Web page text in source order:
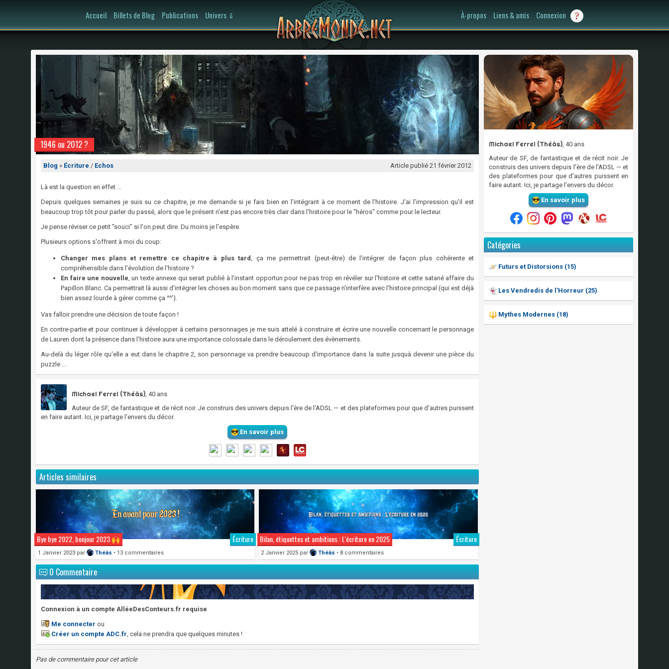
Accueil Billets de Blog Publications Univers ⇓ À-propos Liens & amis Connexion
Michael Ferrel (Théâs), 40 ans
Auteur de SF, de fantastique et de récit noir. Je
construis des univers depuis l'ère de l'ADSL — et
des plateformes pour que d'autres puissent en
faire autant. Ici, je partage l'envers du décor.
En savoir plus
Catégories
Futurs et Distorsions (15)
Les Vendredis de l'Horreur (25)
Mythes Modernes (18)
1946 ou 2012 ?
Blog » Écriture / Echos Article publié 21 février 2012
Là est la question en effet ...
Depuis quelques semaines je suis su ce chapitre, je me demande si je fais bien en l'intégrant à ce moment de l'histoire. J'ai l'impression qu'il est
beaucoup trop tôt pour parler du passé, alors que le présent n'est pas encore très clair dans l'histoire pour le "héros" comme pour le lecteur.
Je pense réviser ce petit "souci" si l'on peut dire. Du moins je l'espère.
Plusieurs options s'offrent à moi du coup:
Changer mes plans et remettre ce chapitre à plus tard, ça me permettrait (peut-être) de l'intégrer de façon plus cohérente et
compréhensible dans l'évolution de l'histoire ?
En faire une nouvelle, un texte annexe qui serait publié à l'instant opportun pour ne pas trop en révéler sur l'histoire et cette satané affaire du
Papillon Blanc. Ca permettrait là aussi d'intégrer les choses au bon moment sans que ce passage n'interfère avec l'histoire principal (qui est déjà
bien assez lourde à gérer comme ça ^^').
Vas falloir prendre une décision de toute façon !
En contre-partie et pour continuer à développer à certains personnages je me suis attelé à construire et écrire une nouvelle concernant le personnage
de Lauren dont la présence dans l'histoire aura une importance colossale dans le déroulement des évènements.
Au-delà du léger rôle qu'elle a eut dans le chapitre 2, son personnage va prendre beaucoup d'importance dans la suite jusquà devenir une pièce du
puzzle ...
Michael Ferrel (Théâs), 40 ans
Auteur de SF, de fantastique et de récit noir. Je construis des univers depuis l'ère de l'ADSL — et des plateformes pour que d'autres puissent
en faire autant. Ici, je partage l'envers du décor.
En savoir plus
Articles similaires
Écriture
Bye bye 2022, bonjour 2023
1 Janvier 2023 par Théâs • 13 commentaires
Écriture
Bilan, étiquettes et ambitions : L'écriture en 2025
2 Janvier 2025 par Théâs • 8 commentaires
0 Commentaire
Connexion à un compte AlléeDesConteurs.fr requise
Me connecter ou
Créer un compte ADC.fr, cela ne prendra que quelques minutes !
Pas de commentaire pour cet article